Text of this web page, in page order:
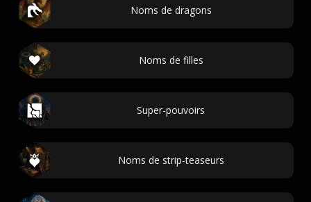
Noms de dragons
Noms de filles
Super-pouvoirs
Noms de strip-teaseurs